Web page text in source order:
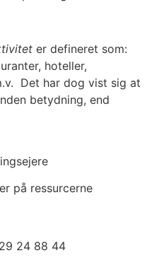
er defineret som:
hoteller,
Det har dog vist sig at
betydning, end
på ressurcerne
24 88 44